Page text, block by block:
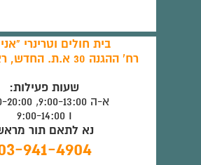
בית חולים וטרינרי
רח' ההגנה 30 א.ת. החדש, ראשון לציון
שעות פעילות:
א-ה 9:00-13:00, 17:00-20:00
ו 9:00-14:00
נא לתאם תור
941-4904